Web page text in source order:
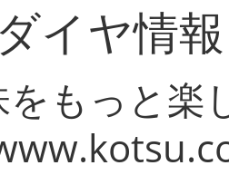
イヤ情
もっと楽